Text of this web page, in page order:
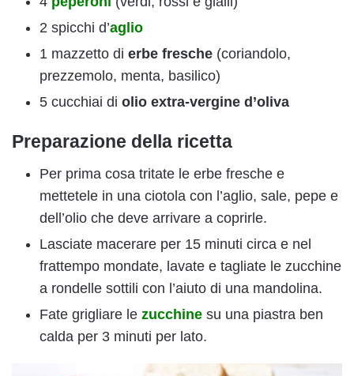
2 spicchi d’aglio
1 mazzetto di erbe fresche (coriandolo,
prezzemolo, menta, basilico)
5 cucchiai di olio extra-vergine d’oliva
Preparazione della ricetta
Per prima cosa tritate le erbe fresche e
mettetele in una ciotola con l’aglio, sale, pepe e
dell’olio che deve arrivare a coprirle.
Lasciate macerare per 15 minuti circa e nel
frattempo mondate, lavate e tagliate le zucchine
a rondelle sottili con l’aiuto di una mandolina.
Fate grigliare le zucchine su una piastra ben
calda per 3 minuti per lato.